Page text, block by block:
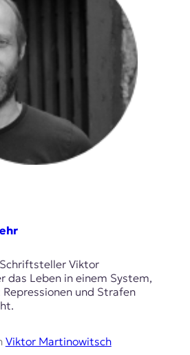
Viktor
das Leben in einem System,
und Strafen
Viktor Martinowitsch